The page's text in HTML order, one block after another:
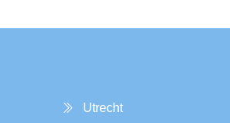
Utrecht